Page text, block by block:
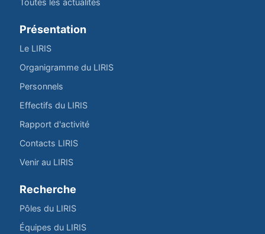
Présentation
Le LIRIS
Organigramme du LIRIS
Personnels
Effectifs du LIRIS
Rapport d'activité
Contacts LIRIS
Venir au LIRIS
Recherche
Pôles du LIRIS
Équipes du LIRIS